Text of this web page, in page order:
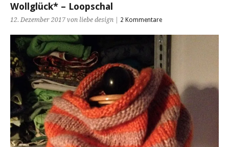
Wollglück* – Loopschal
12. Dezember 2017 von liebe design | 2 Kommentare